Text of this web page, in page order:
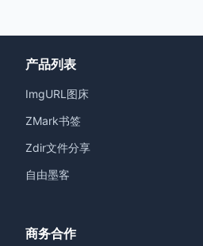
产品列表
ImgURL图床
ZMark书签
Zdir文件分享
自由墨客
商务合作